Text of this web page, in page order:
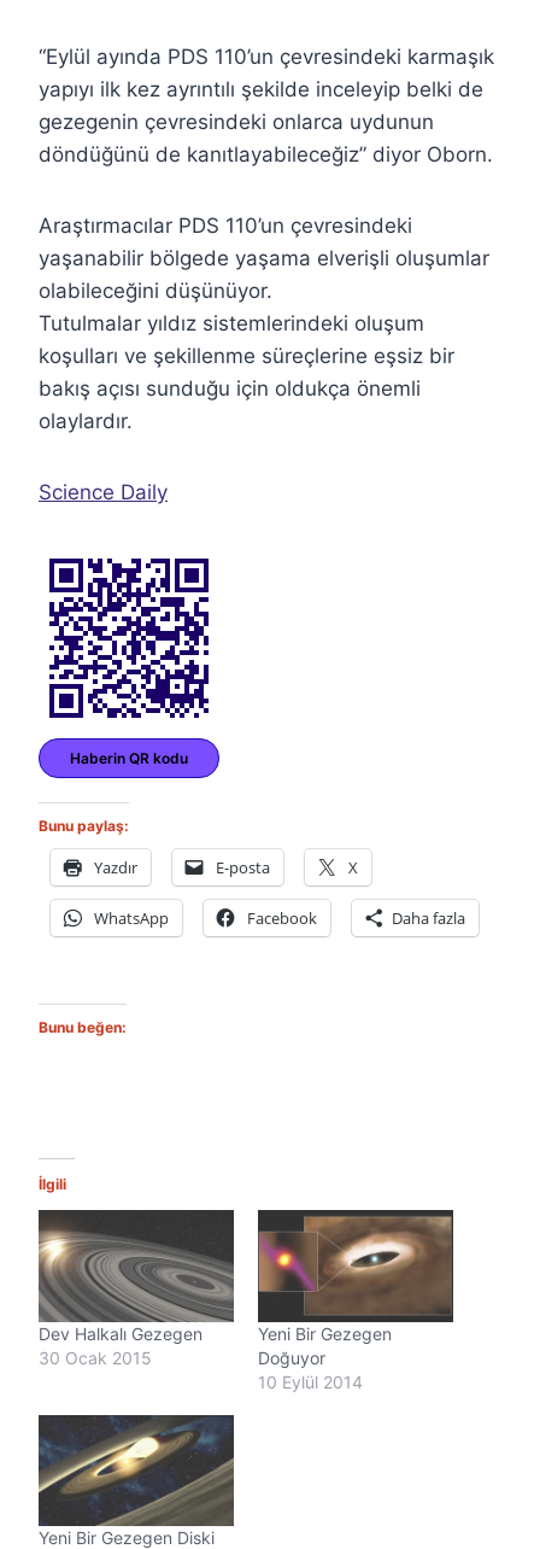
“Eylül ayında PDS 110’un çevresindeki karmaşık
yapıyı ilk kez ayrıntılı şekilde inceleyip belki de
gezegenin çevresindeki onlarca uydunun
döndüğünü de kanıtlayabileceğiz” diyor Oborn.
Araştırmacılar PDS 110’un çevresindeki
yaşanabilir bölgede yaşama elverişli oluşumlar
olabileceğini düşünüyor.
Tutulmalar yıldız sistemlerindeki oluşum
koşulları ve şekillenme süreçlerine eşsiz bir
bakış açısı sunduğu için oldukça önemli
olaylardır.
Science Daily
Haberin QR kodu
Bunu paylaş:
Yazdır E-posta X
WhatsApp Facebook Daha fazla
Bunu beğen:
İlgili
Dev Halkalı Gezegen
30 Ocak 2015
Yeni Bir Gezegen
Doğuyor
10 Eylül 2014
Yeni Bir Gezegen Diski